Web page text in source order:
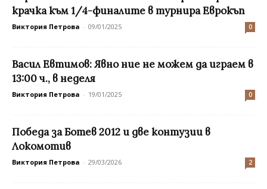
крачка към 1/4-финалите в турнира Еврокъп
Виктория Петрова - 09/01/2025 0
Васил Евтимов: Явно ние не можем да играем в
13:00 ч., в неделя
Виктория Петрова - 19/01/2025 0
Победа за Ботев 2012 и две контузии в
Локомотив
Виктория Петрова - 29/03/2026 2